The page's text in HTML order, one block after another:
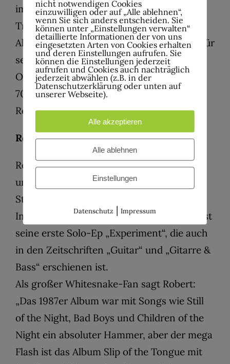
immer schon hinwollte: Snake Rising – A
Tribute To Whitesnake
Als Keyboarder legt er den Soundteppich für
seine Bandkollegen, angefangen bei der
Organ ala Jon Lord bis zu den Synths der
70er bis 90er. Are you ready? I am – let’s
Rock!
Robert Resinek (Gitarre)
Robert Resinek ist seit über 20 Jahren
unterwegs als Gitarren-Coach, Live- und
Studiogitarrist.
Im Juli 2017 veröffentlichte der Ibanez Artist
seine erste Solo-Ep „Experiment“, die auch
in den Zeitschriften „Guitar“ und „Gitarre &
Bass“ erschienen ist.
Als großer Whitesnake-Fan sagt Robert:
„Das 1987er Album war mit Songs wie Still
of the Night, Bad Boys und Children of the
Night ein absoluter Hammer, aber der mega
Flash ist das Album Slip of the Tongue mit
nicht notwendigen Cookies
einzuwilligen oder auf „Alle ablehnen“,
wenn Sie sich anders entscheiden. Sie
können unter „Einstellungen verwalten“
detaillierte Informationen der von uns
eingesetzten Arten von Cookies erhalten
und deren Einstellungen aufrufen. Sie
können die Einstellungen jederzeit
aufrufen und Cookies auch nachträglich
jederzeit abwählen (z.B. in der
Datenschutzerklärung oder unten auf
unserer Webseite).
Alle akzeptieren
Alle ablehnen
Einstellungen
Datenschutz |Impressum